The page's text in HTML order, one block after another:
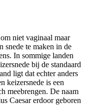
niet vaginaal maar
snede te maken in de
In sommige landen
bij de standaard
ligt dat echter anders
keizersnede is een
meebrengen. De naam
Caesar erdoor geboren